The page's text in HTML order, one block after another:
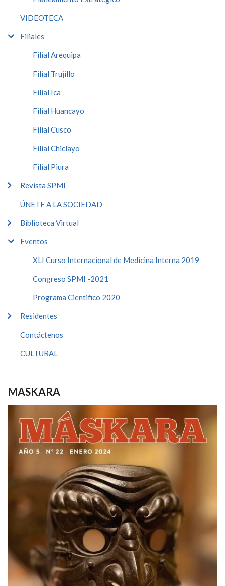
VIDEOTECA
Filiales
Filial Arequipa
Filial Trujillo
Filial Ica
Filial Huancayo
Filial Cusco
Filial Chiclayo
Filial Piura
Revista SPMI
ÚNETE A LA SOCIEDAD
Biblioteca Virtual
Eventos
XLI Curso Internacional de Medicina Interna 2019
Congreso SPMI -2021
Programa Cientifico 2020
Residentes
Contáctenos
CULTURAL
MASKARA